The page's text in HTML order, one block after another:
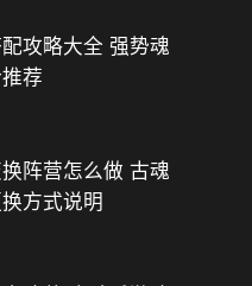
攻略大全 强势魂
荐
阵营怎么做 古魂
方式说明